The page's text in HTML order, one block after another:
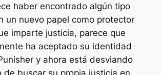
haber encontrado algún tipo
un nuevo papel como protector
imparte justicia, parece que
ha aceptado su identidad
y ahora está desviando
de buscar su propia justicia en